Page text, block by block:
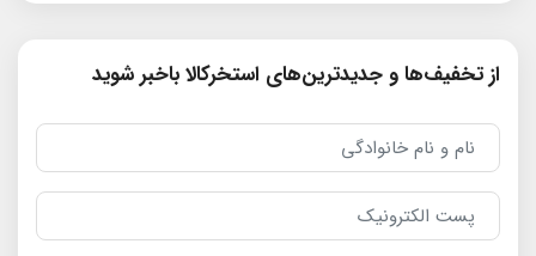
از تخفیف‌ها و جدیدترین‌های استخرکالا باخبر شوید